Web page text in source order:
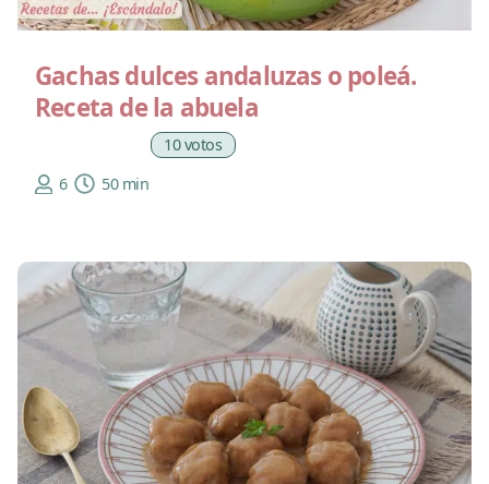
Gachas dulces andaluzas o poleá.
Receta de la abuela
10 votos
6
50 min